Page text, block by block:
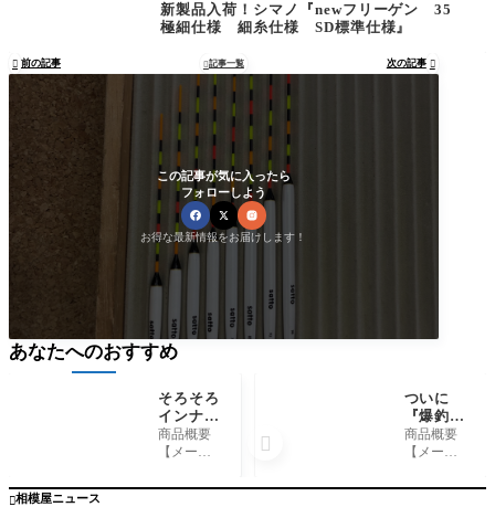
新製品入荷！シマノ『newフリーゲン 35
極細仕様 細糸仕様 SD標準仕様』
 前の記事 記事一覧 次の記事 
この記事が気に入ったら
フォローしよう
お得な最新情報をお届けします！
相模屋ニュース
あなたへのおすすめ
そろそろ
インナー
の季節！
ダイワ
炉 ダン
商品概要
【メーカ
イワ【商
ついに
『爆釣
記』最終
回！
ら鮒社
商品概要
【メーカ
（株）へ
